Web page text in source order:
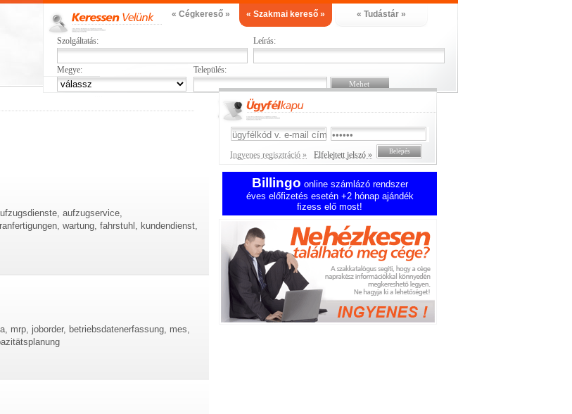
« Cégkereső » « Szakmai kereső » « Tudástár »
Szolgáltatás: Leírás:
Megye: Település:
aufzugservice,
wartung, fahrstuhl, kundendienst,
mrp, joborder, betriebsdatenerfassung, mes,
Ingyenes regisztráció » Elfelejtett jelszó »
Billingo online számlázó rendszer
éves előfizetés esetén +2 hónap ajándék
fizess elő most!